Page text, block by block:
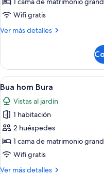
SikimWifi gratis
Ver más detalles
Más
Abrir
todas
las
fotos
de
Bua
hom
9
Bua hom Bura
Vistas al jardín
1 habitación
2 huéspedes
1 cama de matrimonio
Wifi gratis
Ver más detalles
Más